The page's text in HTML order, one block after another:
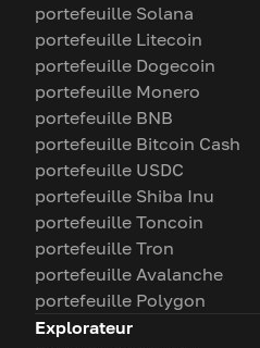
portefeuille Solana
portefeuille Litecoin
portefeuille Dogecoin
portefeuille Monero
portefeuille BNB
portefeuille Bitcoin Cash
portefeuille USDC
portefeuille Shiba Inu
portefeuille Toncoin
portefeuille Tron
portefeuille Avalanche
portefeuille Polygon
Explorateur